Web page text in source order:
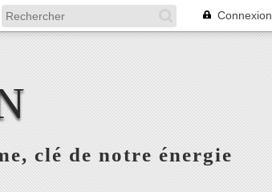
Connexion
clé de notre énergie